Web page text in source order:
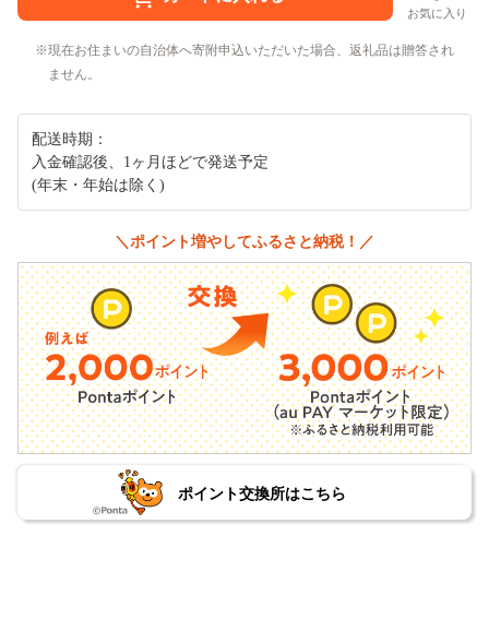
お気に入り
現在お住まいの自治体へ寄附申込いただいた場合、返礼品は贈答され
ません。
配送時期：
入金確認後、1ヶ月ほどで発送予定
(年末・年始は除く)
＼ポイント増やしてふるさと納税！／
ポイント交換所はこちら